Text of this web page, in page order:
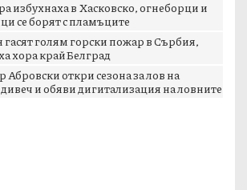
избухнаха в Хасковско, огнеборци и
се борят с пламъците
гасят голям горски пожар в Сърбия,
хора край Белград
откри сезона за лов на
и обяви дигитализация на ловните